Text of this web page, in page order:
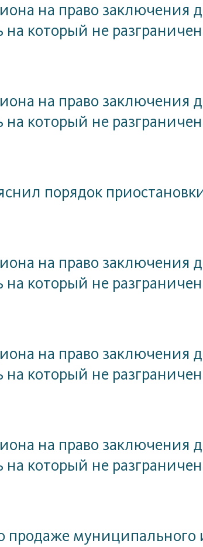
на право заключения
на который не
на право заключения
на который не
порядок
на право заключения
на который не
на право заключения
на который не
на право заключения
на который не
муниципального